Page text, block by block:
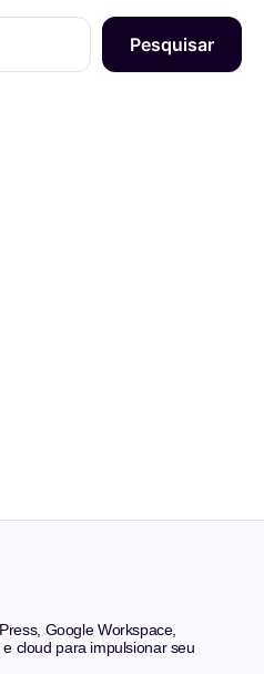
Pesquisar
Google Workspace,
cloud para impulsionar seu